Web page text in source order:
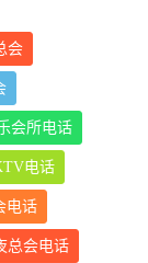
会
会所电话
电话
电话
总会电话